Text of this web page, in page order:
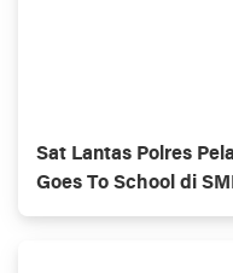
Sat Lantas Polres
Goes To School di